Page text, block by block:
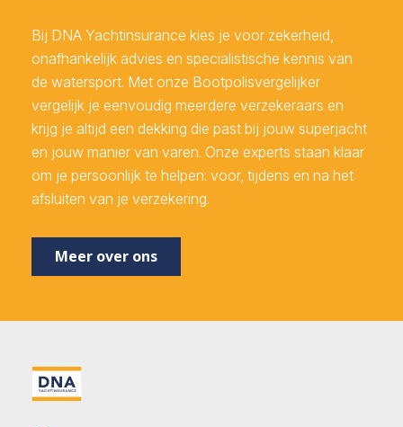
Bij DNA Yachtinsurance kies je voor zekerheid,
onafhankelijk advies en specialistische kennis van
de watersport. Met onze Bootpolisvergelijker
vergelijk je eenvoudig meerdere verzekeraars en
krijg je altijd een dekking die past bij jouw superjacht
en jouw manier van varen. Onze experts staan klaar
om je persoonlijk te helpen: voor, tijdens en na het
afsluiten van je verzekering.
Meer over ons